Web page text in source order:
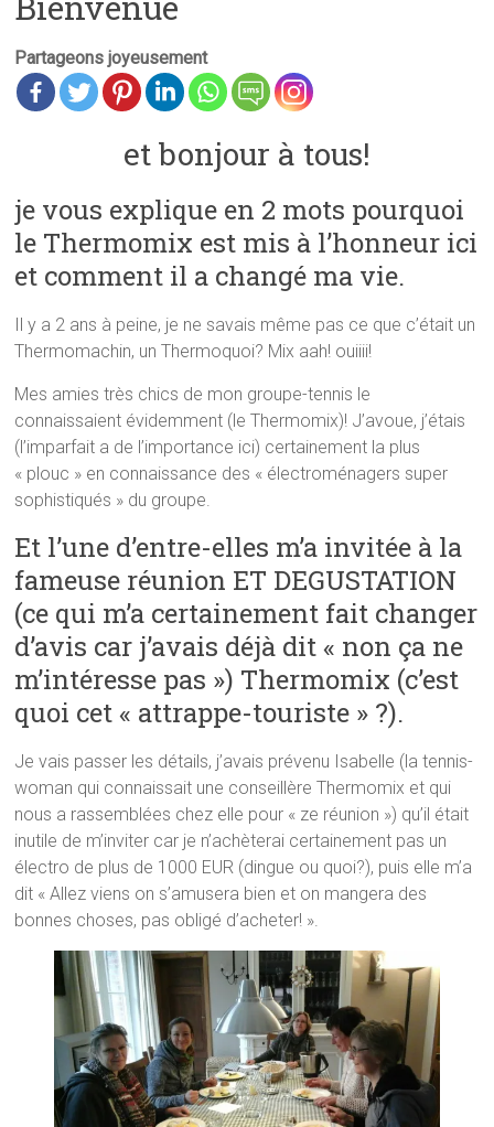
Partageons joyeusement
et bonjour à tous!
je vous explique en 2 mots pourquoi
le Thermomix est mis à l’honneur ici
et comment il a changé ma vie.
Il y a 2 ans à peine, je ne savais même pas ce que c’était un
Thermomachin, un Thermoquoi? Mix aah! ouiiii!
Mes amies très chics de mon groupe-tennis le
connaissaient évidemment (le Thermomix)! J’avoue, j’étais
(l’imparfait a de l’importance ici) certainement la plus
« plouc » en connaissance des « électroménagers super
sophistiqués » du groupe.
Et l’une d’entre-elles m’a invitée à la
fameuse réunion ET DEGUSTATION
(ce qui m’a certainement fait changer
d’avis car j’avais déjà dit « non ça ne
m’intéresse pas ») Thermomix (c’est
quoi cet « attrappe-touriste » ?).
Je vais passer les détails, j’avais prévenu Isabelle (la tennis-
woman qui connaissait une conseillère Thermomix et qui
nous a rassemblées chez elle pour « ze réunion ») qu’il était
inutile de m’inviter car je n’achèterai certainement pas un
électro de plus de 1000 EUR (dingue ou quoi?), puis elle m’a
dit « Allez viens on s’amusera bien et on mangera des
bonnes choses, pas obligé d’acheter! ».